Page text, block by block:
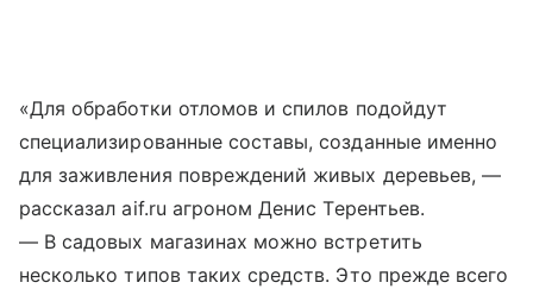
«Для обработки отломов и спилов подойдут
специализированные составы, созданные именно
для заживления повреждений живых деревьев, —
рассказал aif.ru агроном Денис Терентьев.
— В садовых магазинах можно встретить
несколько типов таких средств. Это прежде всего